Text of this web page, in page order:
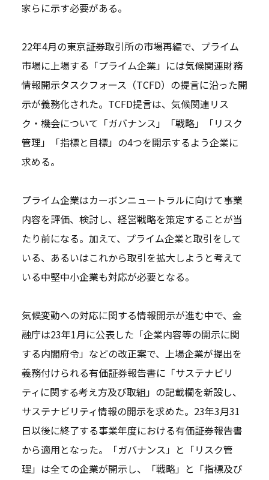
家らに示す必要がある。
22年4月の東京証券取引所の市場再編で、プライム
市場に上場する「プライム企業」には気候関連財務
情報開示タスクフォース（TCFD）の提言に沿った開
示が義務化された。TCFD提言は、気候関連リス
ク・機会について「ガバナンス」「戦略」「リスク
管理」「指標と目標」の4つを開示するよう企業に
求める。
プライム企業はカーボンニュートラルに向けて事業
内容を評価、検討し、経営戦略を策定することが当
たり前になる。加えて、プライム企業と取引をして
いる、あるいはこれから取引を拡大しようと考えて
いる中堅中小企業も対応が必要となる。
気候変動への対応に関する情報開示が進む中で、金
融庁は23年1月に公表した「企業内容等の開示に関
する内閣府令」などの改正案で、上場企業が提出を
義務付けられる有価証券報告書に「サステナビリ
ティに関する考え方及び取組」の記載欄を新設し、
サステナビリティ情報の開示を求めた。23年3月31
日以後に終了する事業年度における有価証券報告書
から適用となった。「ガバナンス」と「リスク管
理」は全ての企業が開示し、「戦略」と「指標及び